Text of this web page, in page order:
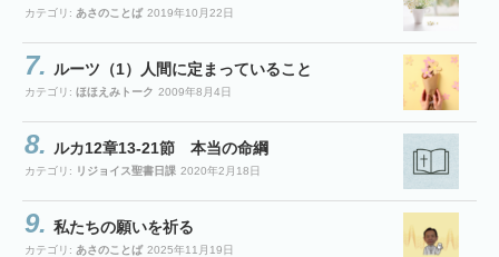
カテゴリ: あさのことば 2019年10月22日
ルーツ（1）人間に定まっていること
カテゴリ: ほほえみトーク 2009年8月4日
ルカ12章13-21節 本当の命綱
カテゴリ: リジョイス聖書日課 2020年2月18日
私たちの願いを祈る
カテゴリ: あさのことば 2025年11月19日